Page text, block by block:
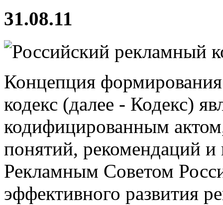
31.08.11
Концепция
кодекс (далее - Кодекс)
кодифицированным
понятий, рекомендаций
Рекламным Советом
эффективного развития